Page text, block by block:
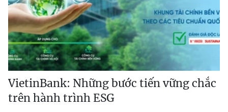
VietinBank: Những bước tiến vững chắc
trên hành trình ESG